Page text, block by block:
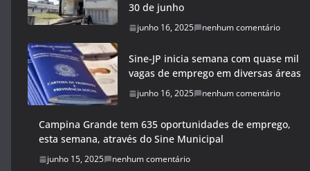
30 de junho
junho 16, 2025 nenhum comentário
Sine-JP inicia semana com quase mil
vagas de emprego em diversas áreas
junho 16, 2025 nenhum comentário
Campina Grande tem 635 oportunidades de emprego,
esta semana, através do Sine Municipal
junho 15, 2025 nenhum comentário